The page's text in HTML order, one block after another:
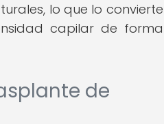
lo que lo convierte
capilar de forma
de